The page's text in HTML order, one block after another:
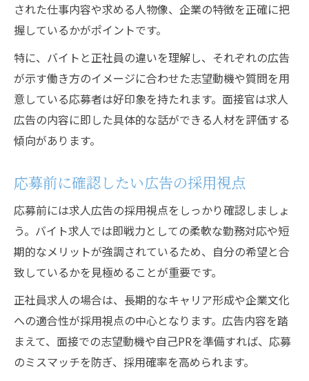
された仕事内容や求める人物像、企業の特徴を正確に把
握しているかがポイントです。
特に、バイトと正社員の違いを理解し、それぞれの広告
が示す働き方のイメージに合わせた志望動機や質問を用
意している応募者は好印象を持たれます。面接官は求人
広告の内容に即した具体的な話ができる人材を評価する
傾向があります。
応募前に確認したい広告の採用視点
応募前には求人広告の採用視点をしっかり確認しましょ
う。バイト求人では即戦力としての柔軟な勤務対応や短
期的なメリットが強調されているため、自分の希望と合
致しているかを見極めることが重要です。
正社員求人の場合は、長期的なキャリア形成や企業文化
への適合性が採用視点の中心となります。広告内容を踏
まえて、面接での志望動機や自己PRを準備すれば、応募
のミスマッチを防ぎ、採用確率を高められます。